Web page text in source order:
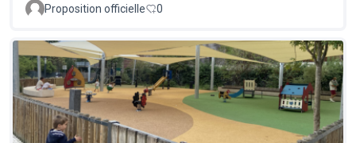
Proposition officielle 0